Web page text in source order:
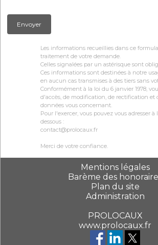
Envoyer
Les informations recueillies dans ce
traitement de votre demande.
Celles signalées par un astérisque sont
Ces informations sont destinées à notre
en aucun cas transmises à des tiers sans
Conformément à la loi du 6 janvier 1978,
d'accès, de modification, de rectification et
données vous concernant.
Pour l'exercer, vous pouvez vous adresser
dessous :
contact@prolocaux.fr
Merci de votre confiance.
Mentions légales
Barème des
Plan du site
Administration
PROLOCAUX
www.prolocaux.fr